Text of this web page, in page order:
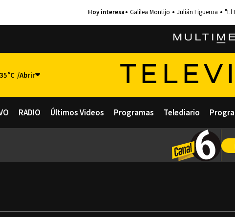
Galilea Montijo Julián Figueroa "El
35°C
RADIO Últimos Videos Programas Telediario